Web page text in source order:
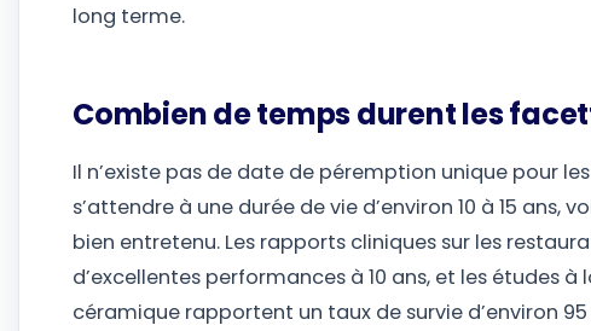
long terme.
Combien de temps durent les
Il n’existe pas de date de péremption unique pour
s’attendre à une durée de vie d’environ 10 à 15 ans,
bien entretenu. Les rapports cliniques sur les
d’excellentes performances à 10 ans, et les études
céramique rapportent un taux de survie d’environ